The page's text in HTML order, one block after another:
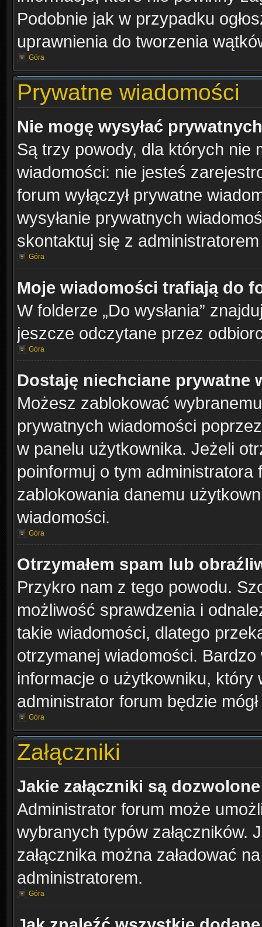
Podobnie jak w przypadku
uprawnienia do tworzenia
Góra
Prywatne wiadomości
Nie mogę wysyłać
Są trzy powody, dla których nie
wiadomości: nie jesteś
forum wyłączył prywatne
wysyłanie prywatnych
skontaktuj się z
Góra
Moje wiadomości trafiają do
W folderze „Do wysłania”
jeszcze odczytane przez
Góra
Dostaję niechciane prywatne
Możesz zablokować
prywatnych wiadomości
w panelu użytkownika. Jeżeli
poinformuj o tym
zablokowania danemu
wiadomości.
Góra
Otrzymałem spam lub
Przykro nam z tego powodu.
możliwość sprawdzenia i
takie wiadomości, dlatego
otrzymanej wiadomości.
informacje o użytkowniku, który
administrator forum będzie
Góra
Załączniki
Jakie załączniki są
Administrator forum może
wybranych typów załączników.
załącznika można załadować
administratorem.
Góra